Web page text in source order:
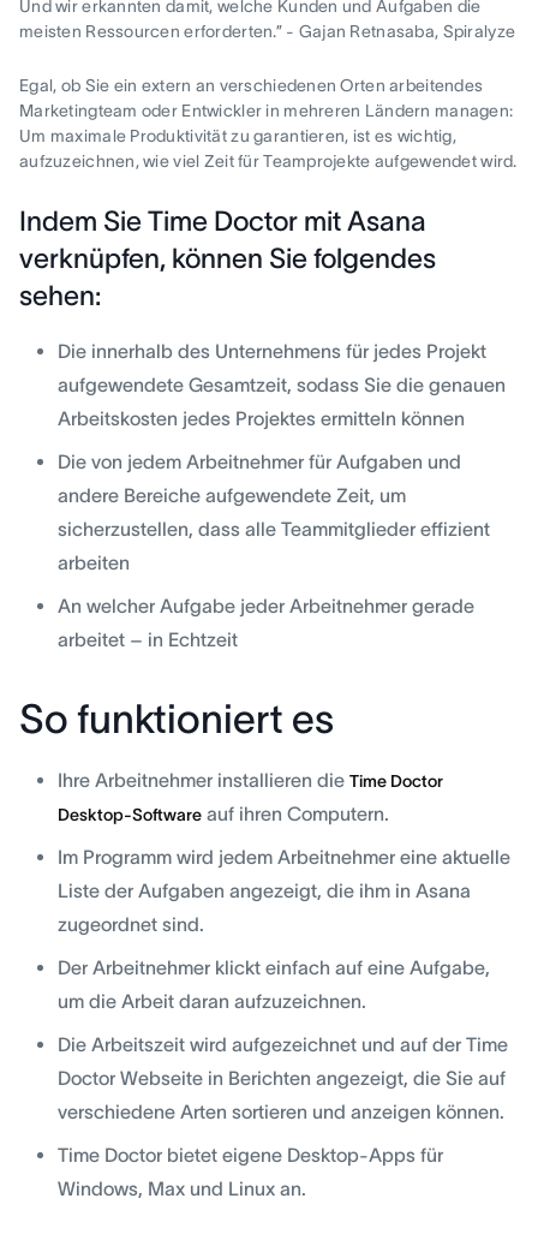
Und wir erkannten damit, welche Kunden und Aufgaben die
meisten Ressourcen erforderten.” - Gajan Retnasaba, Spiralyze
Egal, ob Sie ein extern an verschiedenen Orten arbeitendes
Marketingteam oder Entwickler in mehreren Ländern managen:
Um maximale Produktivität zu garantieren, ist es wichtig,
aufzuzeichnen, wie viel Zeit für Teamprojekte aufgewendet wird.
Indem Sie Time Doctor mit Asana
verknüpfen, können Sie folgendes
sehen:
Die innerhalb des Unternehmens für jedes Projekt
aufgewendete Gesamtzeit, sodass Sie die genauen
Arbeitskosten jedes Projektes ermitteln können
Die von jedem Arbeitnehmer für Aufgaben und
andere Bereiche aufgewendete Zeit, um
sicherzustellen, dass alle Teammitglieder effizient
arbeiten
An welcher Aufgabe jeder Arbeitnehmer gerade
arbeitet – in Echtzeit
So funktioniert es
Ihre Arbeitnehmer installieren die Time Doctor
Desktop-Software auf ihren Computern.
Im Programm wird jedem Arbeitnehmer eine aktuelle
Liste der Aufgaben angezeigt, die ihm in Asana
zugeordnet sind.
Der Arbeitnehmer klickt einfach auf eine Aufgabe,
um die Arbeit daran aufzuzeichnen.
Die Arbeitszeit wird aufgezeichnet und auf der Time
Doctor Webseite in Berichten angezeigt, die Sie auf
verschiedene Arten sortieren und anzeigen können.
Time Doctor bietet eigene Desktop-Apps für
Windows, Max und Linux an.